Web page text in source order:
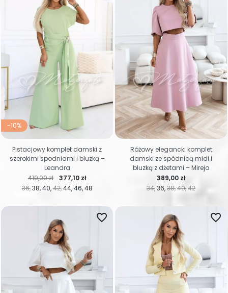
-10%
36 38 40 42 44 46 48
Cena regularna
419,00 zł Cena
377,10 zł
Pistacjowy komplet damski z
szerokimi spodniami i bluzką –
Leandra
34 36 38 40 42
Cena
389,00 zł
Różowy elegancki komplet
damski ze spódnicą midi i
bluzką z dżetami – Mireja
favorite_border favorite_border